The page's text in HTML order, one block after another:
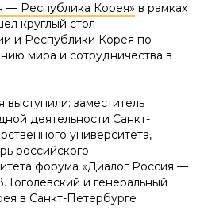
— Республика Корея» в рамках
круглый стол
и Республики Корея по
мира и сотрудничества в
заместитель
деятельности Санкт-
университета,
российского
форума «Диалог Россия —
Гоголевский и генеральный
в Санкт-Петербурге